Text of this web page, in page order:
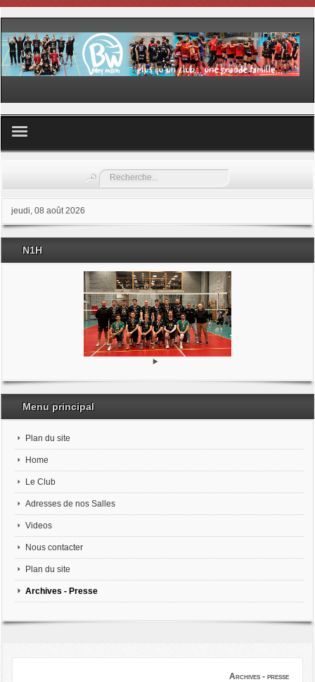
Les samedis du sport
Les stages
Documents
Rechercher
jeudi, 08 août 2026
N1H
Menu principal
Plan du site
Home
Le Club
Adresses de nos Salles
Videos
Nous contacter
Plan du site
Archives - Presse
Archives - presse